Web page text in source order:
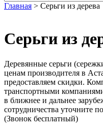
Форма поиска
Главная > Серьги из дерева
Серьги из
Деревянные серьги
ценам производителя в
предоставляем скидки.
транспортными
в ближнее и дальнее
сотрудничества уточните
(Звонок бесплатный)